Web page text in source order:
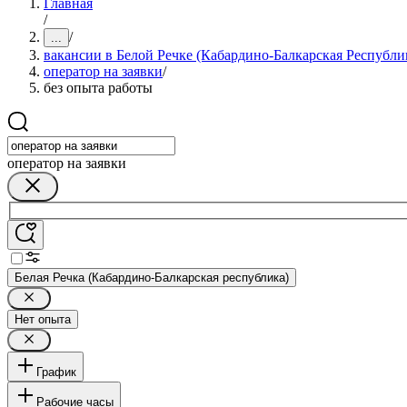
Главная
/
... /
вакансии в Белой Речке (Кабардино-Балкарская
оператор на заявки/
без опыта работы
оператор на заявки
Белая Речка (Кабардино-Балкарская республика)
Нет опыта
График
Рабочие часы